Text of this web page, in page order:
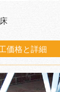
価格と詳細